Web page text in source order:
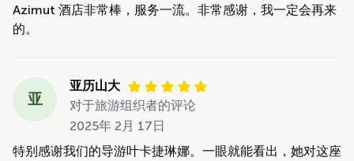
Azimut 酒店非常棒，服务一流。非常感谢，我一定会再来
的。
亚
亚历山大
对于旅游组织者的评论
2025年 2月 17日
特别感谢我们的导游叶卡捷琳娜。一眼就能看出，她对这座